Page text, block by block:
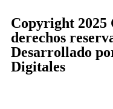
Copyright 2025
derechos
Desarrollado
Digitales